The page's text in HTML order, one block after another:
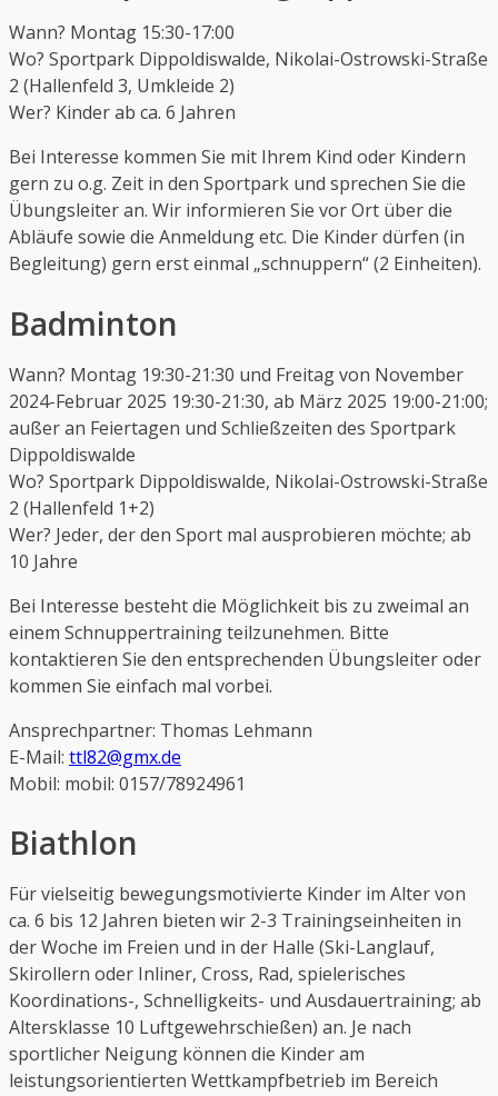
Wann? Montag 15:30-17:00
Wo? Sportpark Dippoldiswalde, Nikolai-Ostrowski-Straße
2 (Hallenfeld 3, Umkleide 2)
Wer? Kinder ab ca. 6 Jahren
Bei Interesse kommen Sie mit Ihrem Kind oder Kindern
gern zu o.g. Zeit in den Sportpark und sprechen Sie die
Übungsleiter an. Wir informieren Sie vor Ort über die
Abläufe sowie die Anmeldung etc. Die Kinder dürfen (in
Begleitung) gern erst einmal „schnuppern“ (2 Einheiten).
Badminton
Wann? Montag 19:30-21:30 und Freitag von November
2024-Februar 2025 19:30-21:30, ab März 2025 19:00-21:00;
außer an Feiertagen und Schließzeiten des Sportpark
Dippoldiswalde
Wo? Sportpark Dippoldiswalde, Nikolai-Ostrowski-Straße
2 (Hallenfeld 1+2)
Wer? Jeder, der den Sport mal ausprobieren möchte; ab
10 Jahre
Bei Interesse besteht die Möglichkeit bis zu zweimal an
einem Schnuppertraining teilzunehmen. Bitte
kontaktieren Sie den entsprechenden Übungsleiter oder
kommen Sie einfach mal vorbei.
Ansprechpartner: Thomas Lehmann
E-Mail: ttl82@gmx.de
Mobil: mobil: 0157/78924961
Biathlon
Für vielseitig bewegungsmotivierte Kinder im Alter von
ca. 6 bis 12 Jahren bieten wir 2-3 Trainingseinheiten in
der Woche im Freien und in der Halle (Ski-Langlauf,
Skirollern oder Inliner, Cross, Rad, spielerisches
Koordinations-, Schnelligkeits- und Ausdauertraining; ab
Altersklasse 10 Luftgewehrschießen) an. Je nach
sportlicher Neigung können die Kinder am
leistungsorientierten Wettkampfbetrieb im Bereich